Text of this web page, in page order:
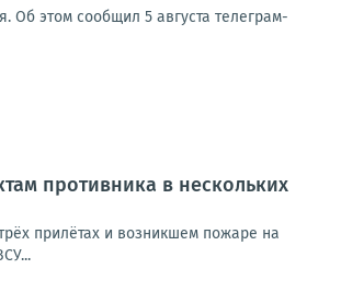
Об этом сообщил 5 августа телеграм-
противника в нескольких
прилётах и возникшем пожаре на